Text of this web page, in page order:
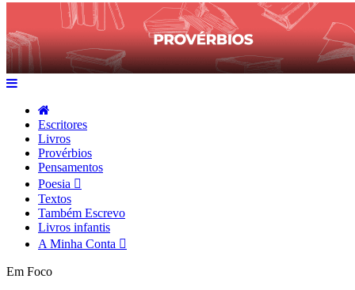
Escritores
Livros
Provérbios
Pensamentos
Poesia
Textos
Também Escrevo
Livros infantis
A Minha Conta
Em Foco